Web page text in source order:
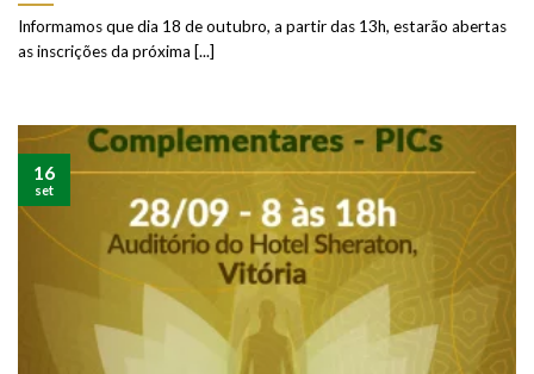
Informamos que dia 18 de outubro, a partir das 13h, estarão abertas
as inscrições da próxima [...]
16
set